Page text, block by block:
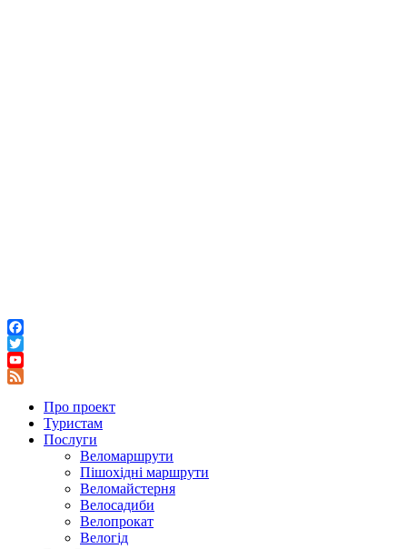
Facebook
Twitter
YouTube
Про проект
Туристам
Послуги
Веломаршрути
Пішохідні маршрути
Веломайстерня
Велосадиби
Велопрокат
Велогід